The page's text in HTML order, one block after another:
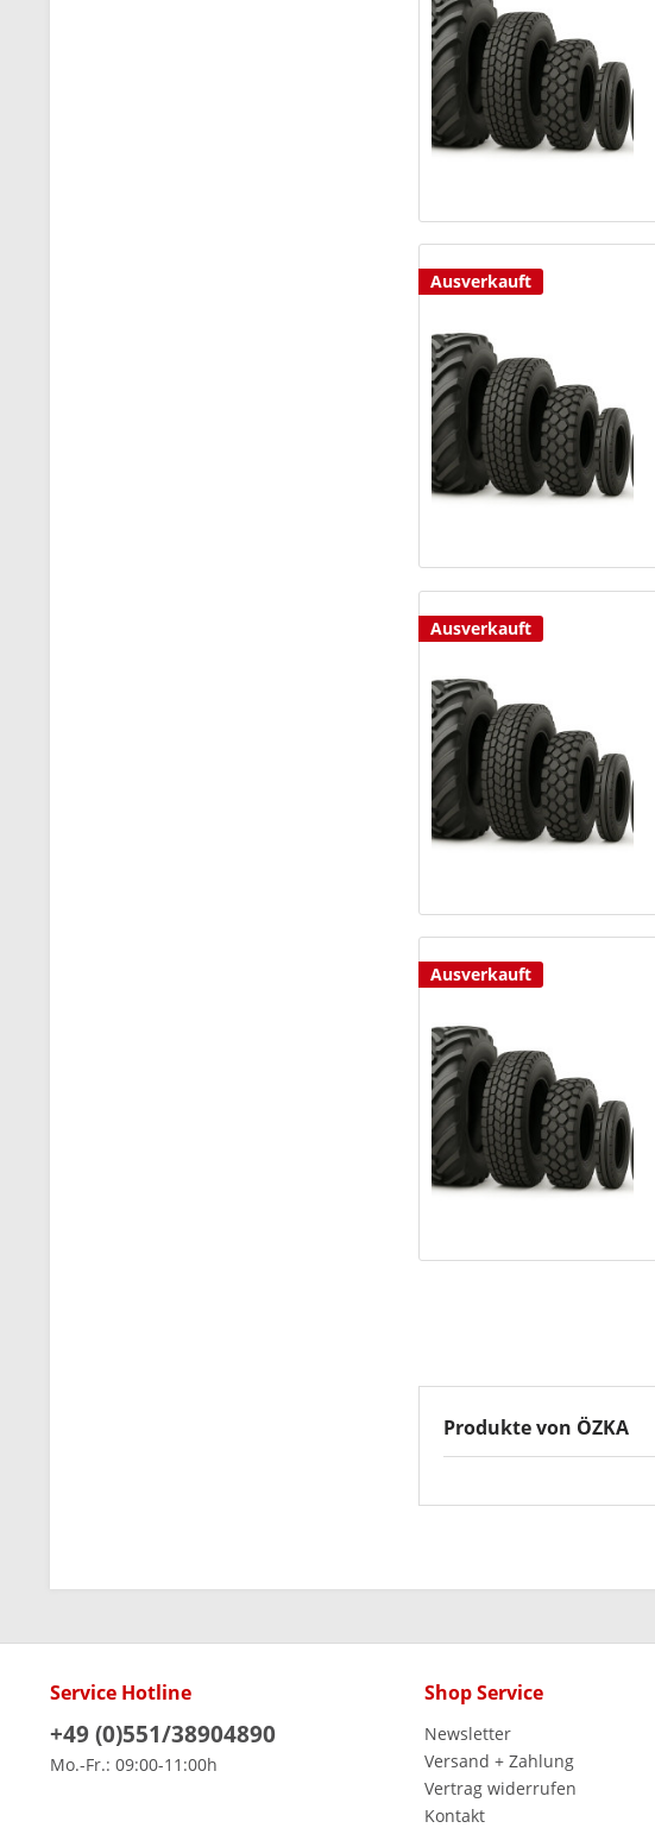
Ausverkauft
Ausverkauft
Ausverkauft
Produkte von ÖZKA
Service Hotline
+49 (0)551/38904890
Mo.-Fr.: 09:00-11:00h
Shop Service
Newsletter
Versand + Zahlung
Vertrag widerrufen
Kontakt